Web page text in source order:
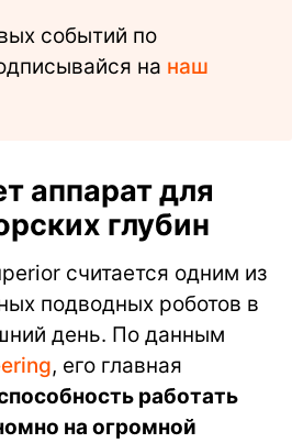
событий по
на наш
аппарат для
глубин
считается одним из
подводных роботов в
день. По данным
, его главная
работать
на огромной